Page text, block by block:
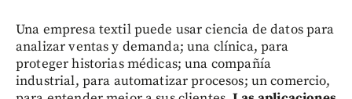
Una empresa textil puede usar ciencia de datos para
analizar ventas y demanda; una clínica, para
proteger historias médicas; una compañía
industrial, para automatizar procesos; un comercio,